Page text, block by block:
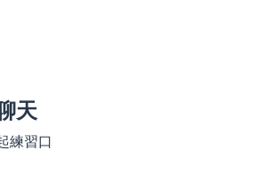
天
練習口